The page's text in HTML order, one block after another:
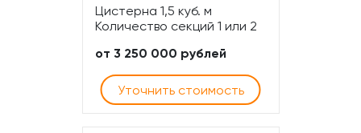
Цистерна 1,5 куб. м
Количество секций 1 или 2
от 3 250 000 рублей
Уточнить стоимость